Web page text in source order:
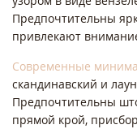
Предпочтительны
привлекают
Современные
скандинавский и
Предпочтительны
прямой крой,